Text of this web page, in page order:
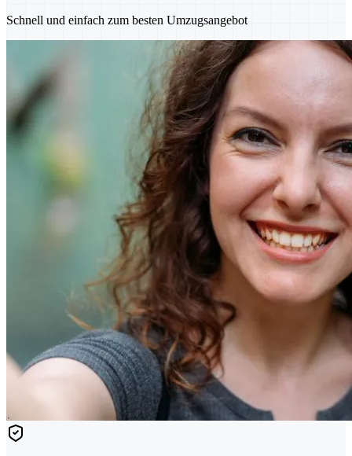
Schnell und einfach zum besten Umzugsangebot